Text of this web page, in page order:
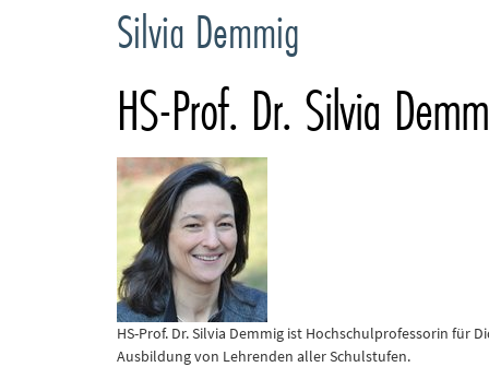
Silvia Demmig
HS-Prof. Dr. Silvia
HS-Prof. Dr. Silvia Demmig ist Hochschulprofessorin für
Ausbildung von Lehrenden aller Schulstufen.